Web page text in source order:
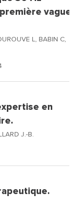
vague
L, BABIN C,
en
J.-B.